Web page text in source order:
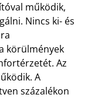
működik,
Nincs ki- és
körülmények
Az
A
százalékon